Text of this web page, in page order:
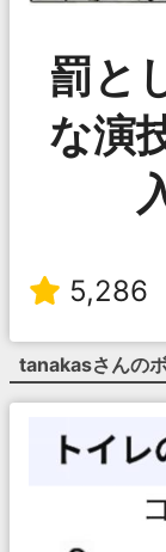
罰と
な演
5,286
tanakasさんの